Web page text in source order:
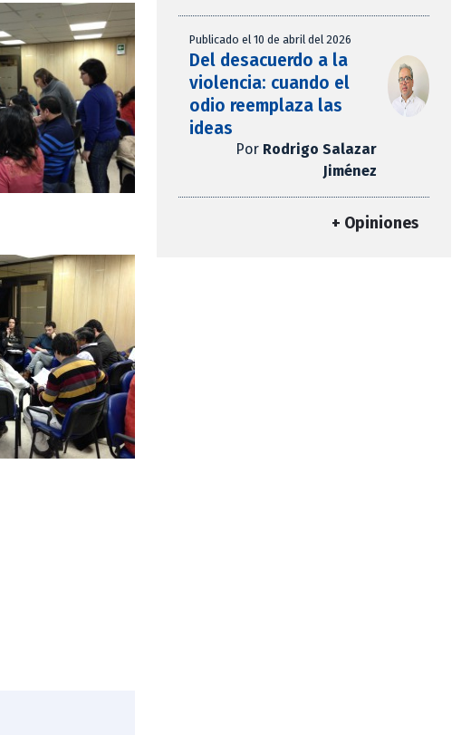
Publicado el 10 de abril del 2026
Del desacuerdo a la
violencia: cuando el
odio reemplaza las
ideas
Por Rodrigo Salazar
Jiménez
+ Opiniones